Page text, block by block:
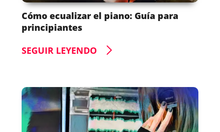
Cómo ecualizar el piano: Guía para
principiantes
SEGUIR LEYENDO